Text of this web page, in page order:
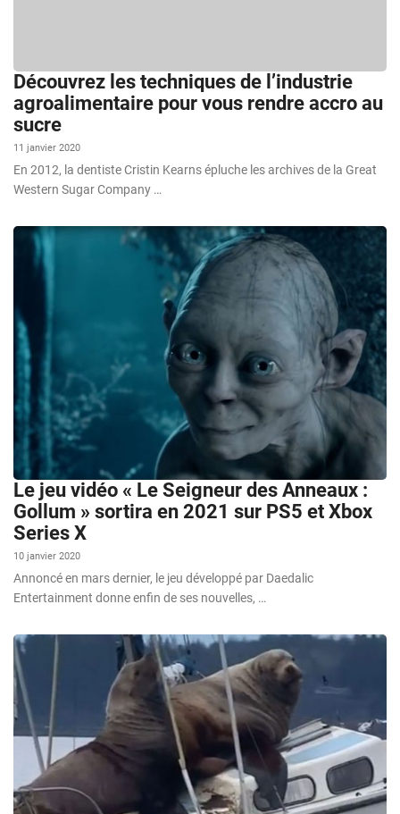
Découvrez les techniques de l’industrie
agroalimentaire pour vous rendre accro au
sucre
11 janvier 2020
En 2012, la dentiste Cristin Kearns épluche les archives de la Great
Western Sugar Company …
Le jeu vidéo « Le Seigneur des Anneaux :
Gollum » sortira en 2021 sur PS5 et Xbox
Series X
10 janvier 2020
Annoncé en mars dernier, le jeu développé par Daedalic
Entertainment donne enfin de ses nouvelles, …